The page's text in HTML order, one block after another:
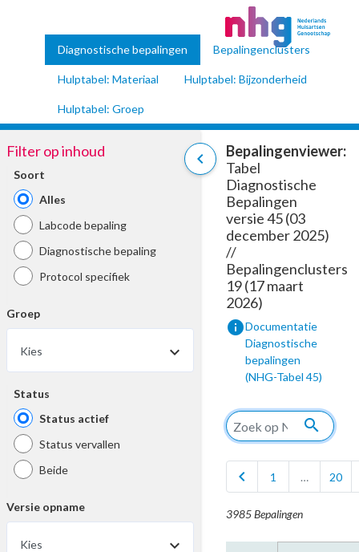
Diagnostische bepalingen Bepalingenclusters
Hulptabel: Materiaal Hulptabel: Bijzonderheid
Hulptabel: Groep
chevron_left
Filter op inhoud
Soort
Alles
Labcode bepaling
Diagnostische bepaling
Protocol specifiek
Groep
Kies
Status
Status actief
Status vervallen
Beide
Versie opname
Kies
Bepalingenviewer:
Tabel
Diagnostische
Bepalingen
versie 45 (03
december 2025)
//
Bepalingenclusters
19 (17 maart
2026)
infoDocumentatie
Diagnostische
bepalingen
(NHG-Tabel 45)
search
chevron_left 1 … 20
3985 Bepalingen